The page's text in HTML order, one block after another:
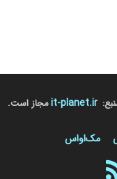
it-planet.irمجاز است.
مک‌او‌اس